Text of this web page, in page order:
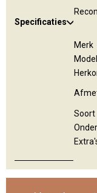
Specificaties
Merk
Model
Soort